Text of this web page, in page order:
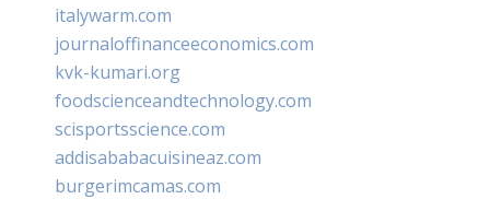
italywarm.com
journaloffinanceeconomics.com
kvk-kumari.org
foodscienceandtechnology.com
scisportsscience.com
addisababacuisineaz.com
burgerimcamas.com